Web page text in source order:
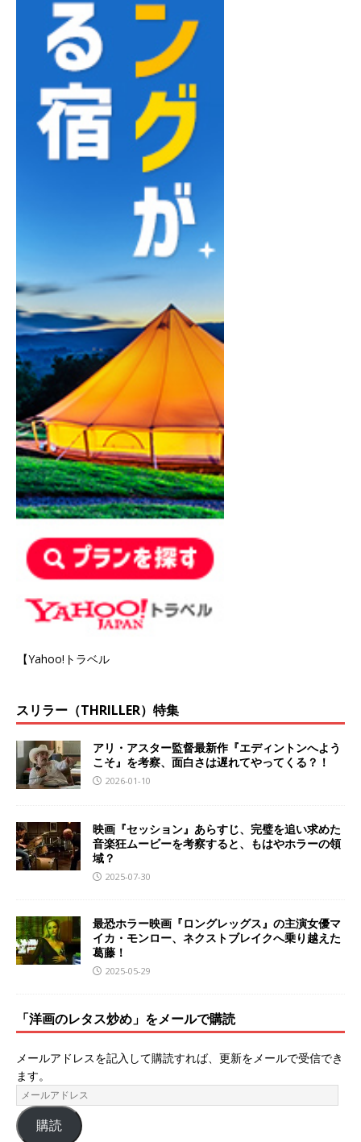
【Yahoo!トラベル
スリラー（THRILLER）特集
アリ・アスター監督最新作『エディントンへよう
こそ』を考察、面白さは遅れてやってくる？！
2026-01-10
映画『セッション』あらすじ、完璧を追い求めた
音楽狂ムービーを考察すると、もはやホラーの領
域？
2025-07-30
最恐ホラー映画『ロングレッグス』の主演女優マ
イカ・モンロー、ネクストブレイクへ乗り越えた
葛藤！
2025-05-29
「洋画のレタス炒め」をメールで購読
メールアドレスを記入して購読すれば、更新をメールで受信でき
ます。
購読